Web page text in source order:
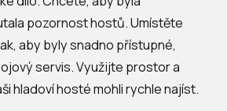
pozornost hostů. Umístěte
aby byly snadno přístupné,
servis. Využijte prostor a
hladoví hosté mohli rychle najíst.